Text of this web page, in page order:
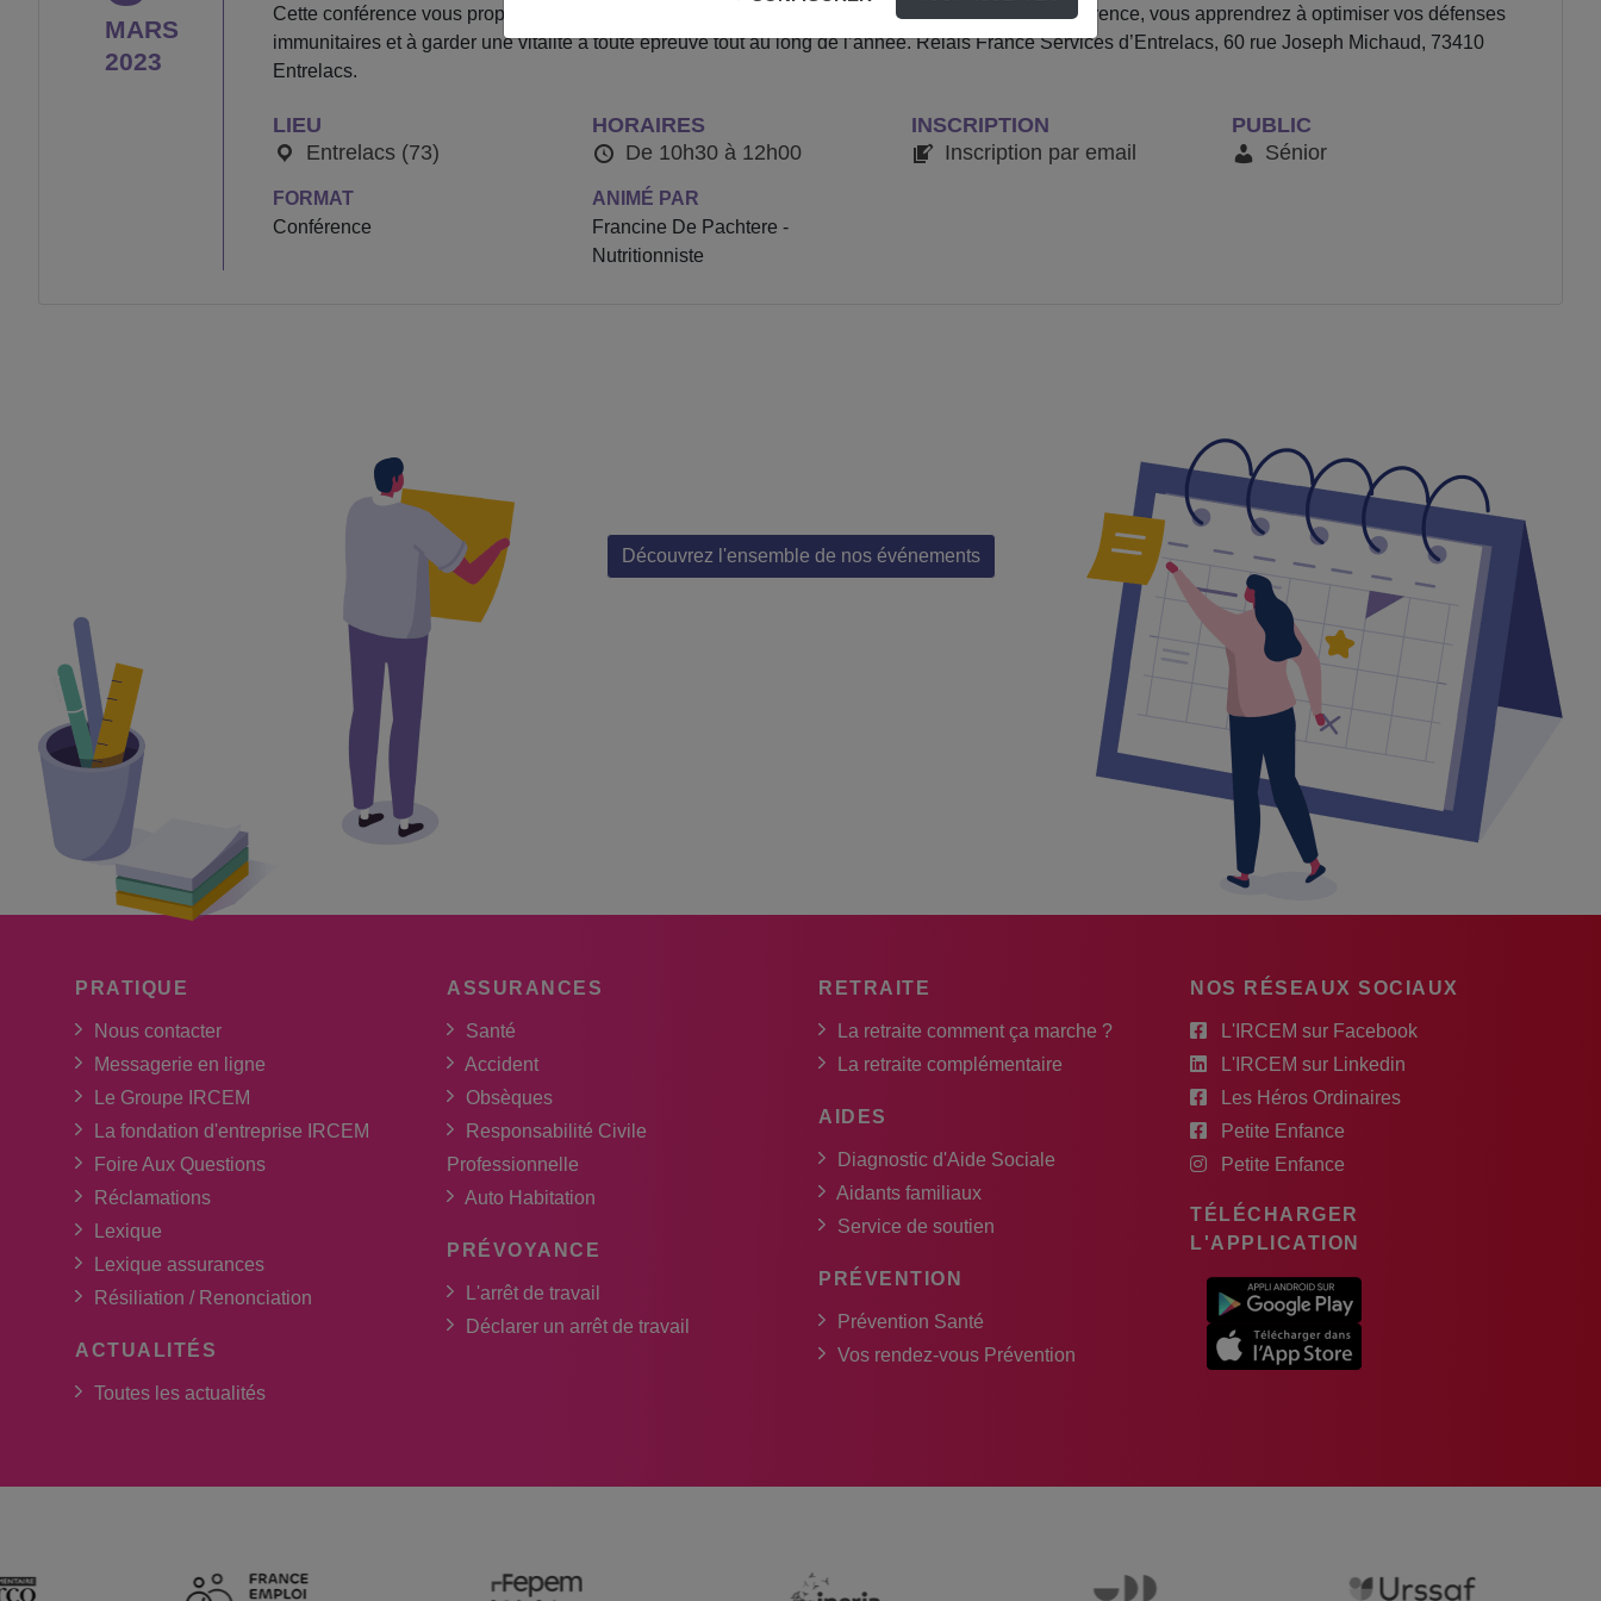
MARS
2023
Cette conférence vous propose de voyager au cœur du système immunitaire ! Grâce à cette conférence, vous apprendrez à optimiser vos défenses
immunitaires et à garder une vitalité à toute épreuve tout au long de l’année. Relais France Services d’Entrelacs, 60 rue Joseph Michaud, 73410
Entrelacs.
LIEU
Entrelacs (73)
HORAIRES
De 10h30 à 12h00
INSCRIPTION
Inscription par email
PUBLIC
Sénior
FORMAT
Conférence
ANIMÉ PAR
Francine De Pachtere -
Nutritionniste
Découvrez l'ensemble de nos événements
PRATIQUE
Nous contacter
Messagerie en ligne
Le Groupe IRCEM
La fondation d'entreprise IRCEM
Foire Aux Questions
Réclamations
Lexique
Lexique assurances
Résiliation / Renonciation
ACTUALITÉS
Toutes les actualités
ASSURANCES
Santé
Accident
Obsèques
Responsabilité Civile
Professionnelle
Auto Habitation
PRÉVOYANCE
L'arrêt de travail
Déclarer un arrêt de travail
RETRAITE
La retraite comment ça marche ?
La retraite complémentaire
AIDES
Diagnostic d'Aide Sociale
Aidants familiaux
Service de soutien
PRÉVENTION
Prévention Santé
Vos rendez-vous Prévention
NOS RÉSEAUX SOCIAUX
L'IRCEM sur Facebook
L'IRCEM sur Linkedin
Les Héros Ordinaires
Petite Enfance
Petite Enfance
TÉLÉCHARGER
L'APPLICATION